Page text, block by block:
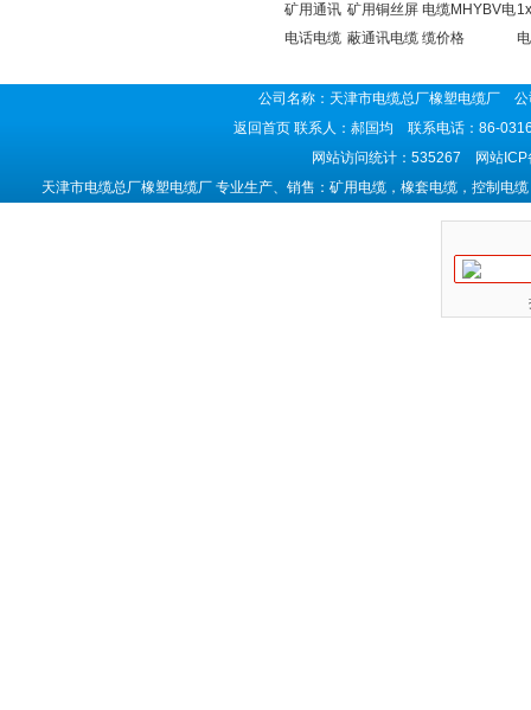
矿用通讯
电话电缆
矿用铜丝屏
蔽通讯电缆
电缆MHYBV电
缆价格
公司名称：天津市电缆总厂橡塑电缆厂
返回首页联系人：郝国均 联系电话：86-
网站访问统计：535267 网站ICP
天津市电缆总厂橡塑电缆厂 专业生产、销售：矿用电缆，橡套电缆，控制电